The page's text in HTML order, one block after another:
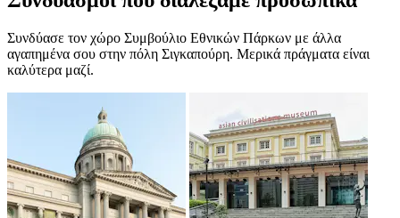
Συνδύασε τον χώρο Συμβούλιο Εθνικών Πάρκων με άλλα
αγαπημένα σου στην πόλη Σιγκαπούρη. Μερικά πράγματα είναι
καλύτερα μαζί.